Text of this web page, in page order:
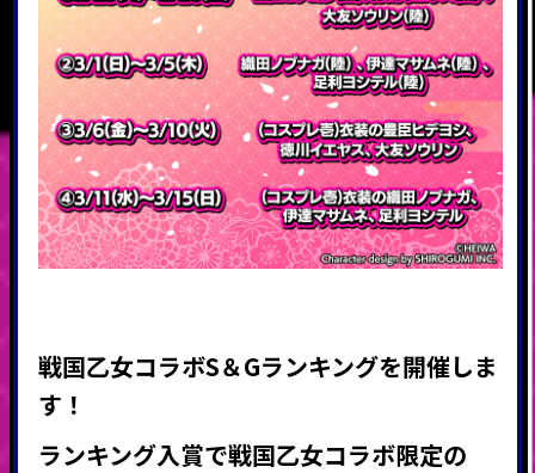
戦国乙女コラボS＆Gランキングを開催しま
す！
ランキング入賞で戦国乙女コラボ限定の